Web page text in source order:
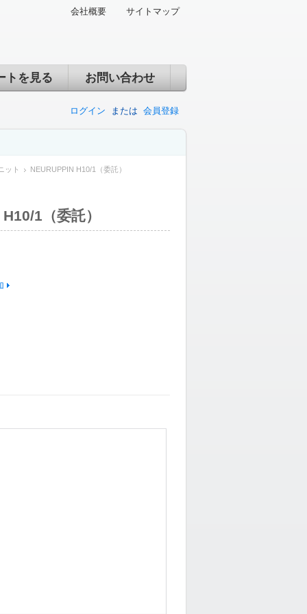
会社概要 サイトマップ
トを見る お問い合わせ
ログイン または 会員登録
ット NEURUPPIN H10/1（委託）
1（委託）